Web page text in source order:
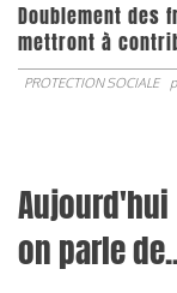
Doublement des
mettront à
PROTECTION SOCIALE
Aujourd'hui
on parle